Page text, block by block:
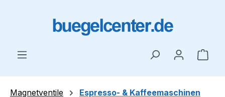
Magnetventile Espresso- & Kaffeemaschinen